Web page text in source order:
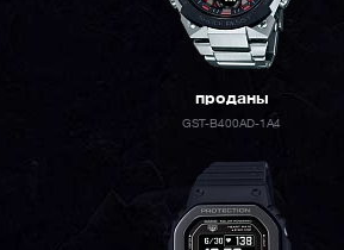
проданы
GST-B400AD-1A4